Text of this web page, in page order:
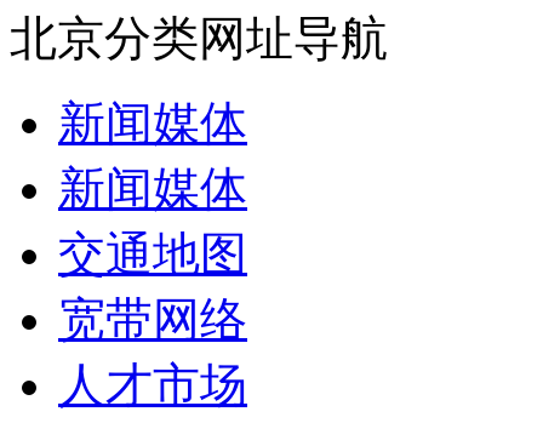
北京分类网址导航
新闻媒体
新闻媒体
交通地图
宽带网络
人才市场